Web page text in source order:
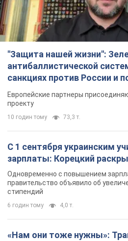
"Защита нашей жизни":
антибаллистической
санкциях против России и
Видео
Европейские партнеры
проекту
10 годин тому 73,3 т.
С 1 сентября украинским
зарплаты: Корецкий
Одновременно с повышением
правительство объявило об
стипендий
6 годин тому 4,0 т.
«Нам они тоже нужны»: